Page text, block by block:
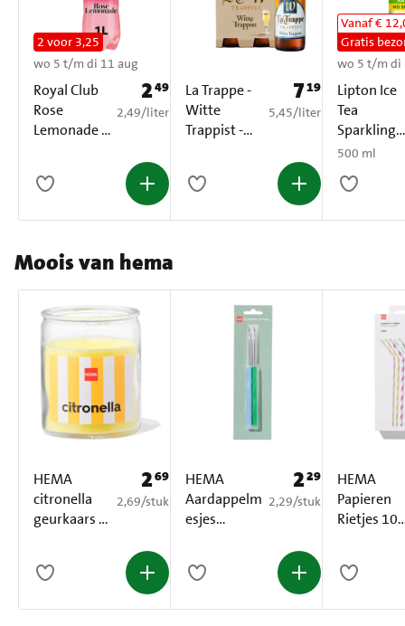
Royal Club
Rose
Lemonade 0
2 voor 3,25
wo 5 t/m di 11 aug
Prijs: € 2,49
249
€ 2,49 per liter
2,49/liter
La Trappe -
Witte
Trappist -
Prijs: € 7,19
719
€ 5,45 per liter
5,45/liter
Lipton Ice
Tea
Sparkling
Green
500 ml
500 ml
Vanaf €
Gratis
wo 5 t/m di
Moois van hema
HEMA
citronella
geurkaars in
Prijs: € 2,69
269
€ 2,69 per stuk
2,69/stuk
HEMA
Aardappelm
esjes
Prijs: € 2,29
229
€ 2,29 per stuk
2,29/stuk
HEMA
Papieren
Rietjes 100